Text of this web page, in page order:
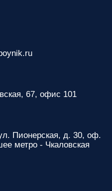
67, офис 101
Пионерская, д. 30, оф.
метро - Чкаловская